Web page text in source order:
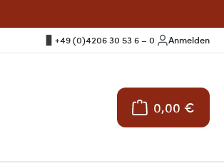
+49 (0)4206 30 53 6 – 0 Anmelden
0,00 €
Warenkorb